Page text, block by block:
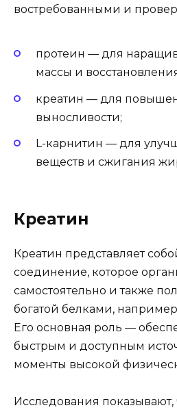
востребованными и
протеин — для
массы и
креатин — для
выносливости;
L-карнитин — для
веществ и сжигания
Креатин
Креатин представляет
соединение, которое
самостоятельно и также
богатой белками,
Его основная роль —
быстрым и доступным
моменты высокой
Исследования